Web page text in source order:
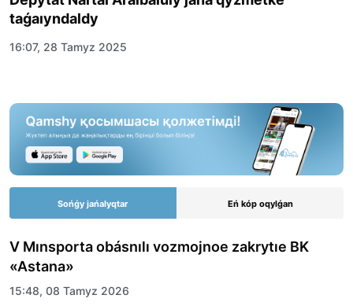
taǵaıyndaldy
16:07, 28 Tamyz 2025
Sońǵy jańalyqtar Eń kóp oqylǵan
V Mınsporta obásnılı vozmojnoe zakrytıe BK
«Astana»
15:48, 08 Tamyz 2026